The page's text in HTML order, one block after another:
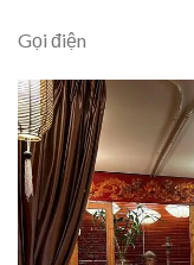
Gọi điện